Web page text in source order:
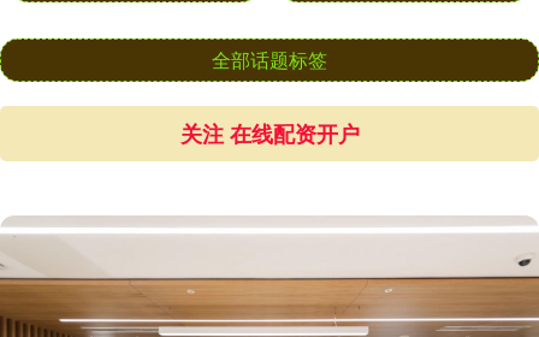
全部话题标签
关注 在线配资开户